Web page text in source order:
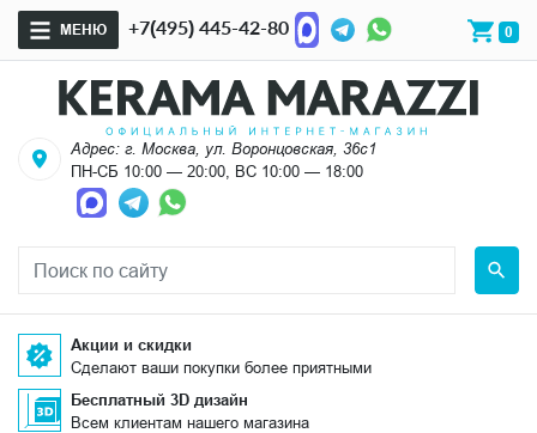
МЕНЮ +7(495) 445-42-80 0
Адрес: г. Москва, ул. Воронцовская, 36с1
ПН-СБ 10:00 — 20:00, ВС 10:00 — 18:00
Акции и скидки
Сделают ваши покупки более приятными
Бесплатный 3D дизайн
Всем клиентам нашего магазина